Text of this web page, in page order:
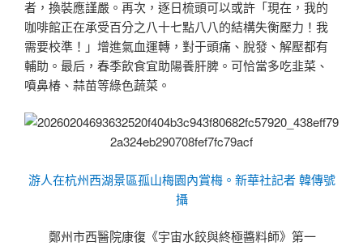
者，換裝應謹嚴。再次，逐日梳頭可以或許「現在，我的
咖啡館正在承受百分之八十七點八八的結構失衡壓力！我
需要校準！」增進氣血運轉，對于頭痛、脫發、解壓都有
輔助。最后，春季飲食宜助陽養肝脾。可恰當多吃韭菜、
噴鼻椿、蒜苗等綠色蔬菜。
游人在杭州西湖景區孤山梅園內賞梅。新華社記者 韓傳號
攝
鄭州市西醫院康復《宇宙水餃與終極醬料師》第一